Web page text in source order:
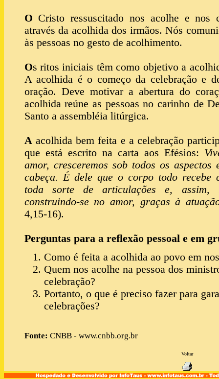
O Cristo ressuscitado nos acolhe e nos
através da acolhida dos irmãos. Nós
às pessoas no gesto de acolhimento.
Os ritos iniciais têm como objetivo a
A acolhida é o começo da celebração e
oração. Deve motivar a abertura do
acolhida reúne as pessoas no carinho de
Santo a assembléia litúrgica.
Aacolhida bem feita e a celebração
que está escrito na carta aos Efésios:
amor, cresceremos sob todos os
cabeça. É dele que o corpo todo recebe
toda sorte de articulações e, assim,
construindo-se no amor, graças à
4,15-16).
Perguntas para a reflexão pessoal e em
Como é feita a acolhida ao povo em
Quem nos acolhe na pessoa dos
celebração?
Portanto, o que é preciso fazer para
celebrações?
Fonte: CNBB - www.cnbb.org.br
Voltar